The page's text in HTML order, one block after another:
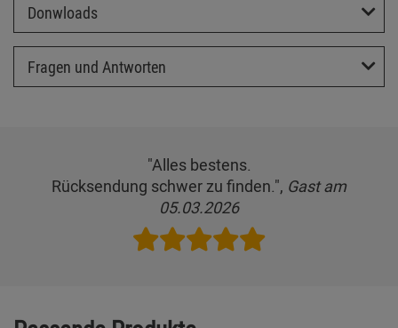
Donwloads
Fragen und Antworten
"Alles bestens.
Rücksendung schwer zu finden.", Gast am
05.03.2026